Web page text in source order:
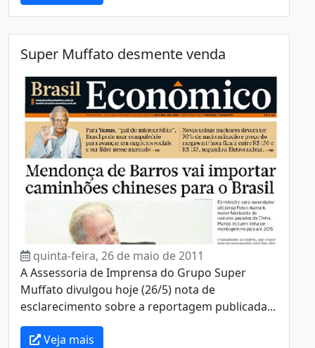
Super Muffato desmente venda
quinta-feira, 26 de maio de 2011
A Assessoria de Imprensa do Grupo Super
Muffato divulgou hoje (26/5) nota de
esclarecimento sobre a reportagem publicada...
Veja mais